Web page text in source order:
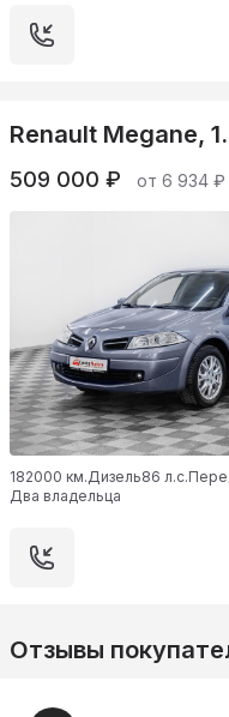
Renault Megane,
509 000 ₽ от 6 934 ₽
182000 км. Дизель86 л.с.
Два владельца
Отзывы